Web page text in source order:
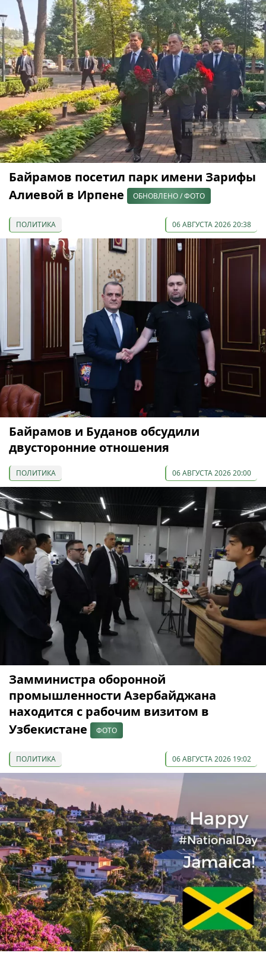
Байрамов посетил парк имени Зарифы
Алиевой в Ирпене
ОБНОВЛЕНО / ФОТО
ПОЛИТИКА 06 АВГУСТА 2026 20:38
Байрамов и Буданов обсудили
двусторонние отношения
ПОЛИТИКА 06 АВГУСТА 2026 20:00
Замминистра оборонной
промышленности Азербайджана
находится с рабочим визитом в
Узбекистане
ФОТО
ПОЛИТИКА 06 АВГУСТА 2026 19:02